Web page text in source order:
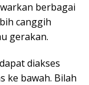
berbagai
canggih
gerakan.
diakses
ke bawah. Bilah